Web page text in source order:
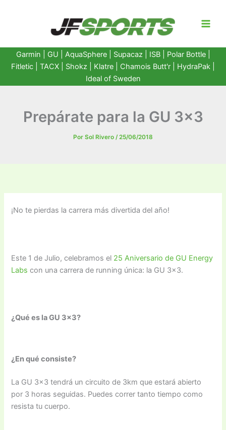
Garmin GU AquaSphere| Supacaz | ISB | Polar Bottle|
Fitletic
TACX Shokz Klatre Chamois Butt'r HydraPak
Ideal of Sweden
Prepárate para la GU 3×3
Por Sol Rivero /25/06/2018
¡No te pierdas la carrera más divertida del año!
Este 1 de Julio, celebramos el 25 Aniversario de GU Energy
Labs con una carrera de running única: la GU 3×3.
¿Qué es la GU 3×3?
¿En qué consiste?
La GU 3×3 tendrá un circuito de 3km que estará abierto
por 3 horas seguidas. Puedes correr tanto tiempo como
resista tu cuerpo.